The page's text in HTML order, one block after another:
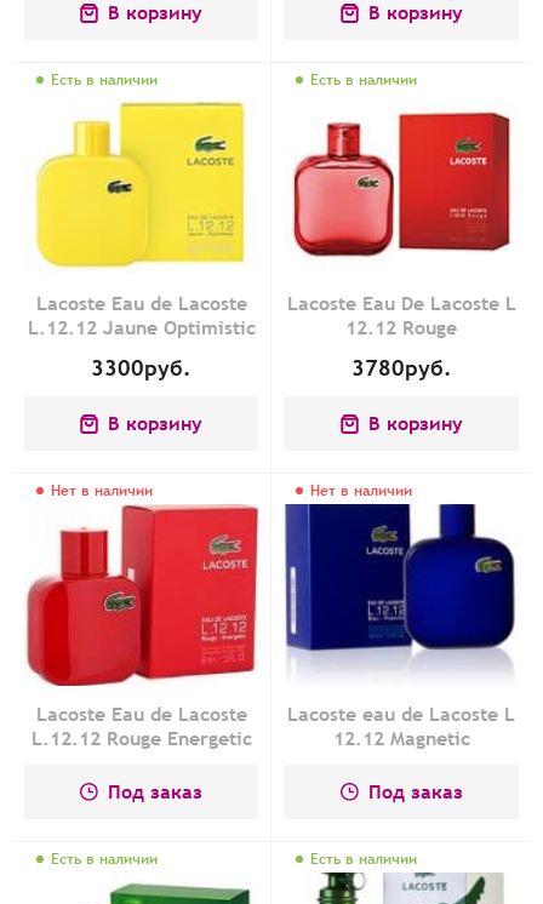
В корзину В корзину
Есть в наличии
Lacoste Eau de Lacoste
L.12.12 Jaune Optimistic
3300руб.
В корзину
Есть в наличии
Lacoste Eau De Lacoste L
12.12 Rouge
3780руб.
В корзину
Нет в наличии
Lacoste Eau de Lacoste
L.12.12 Rouge Energetic
Под заказ
Нет в наличии
Lacoste eau de Lacoste L
12.12 Magnetic
Под заказ
Есть в наличии Есть в наличии